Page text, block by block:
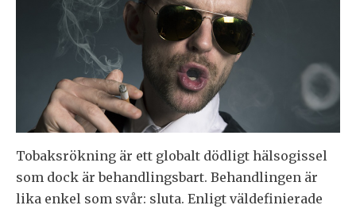
Tobaksrökning är ett globalt dödligt hälsogissel
som dock är behandlingsbart. Behandlingen är
lika enkel som svår: sluta. Enligt väldefinierade